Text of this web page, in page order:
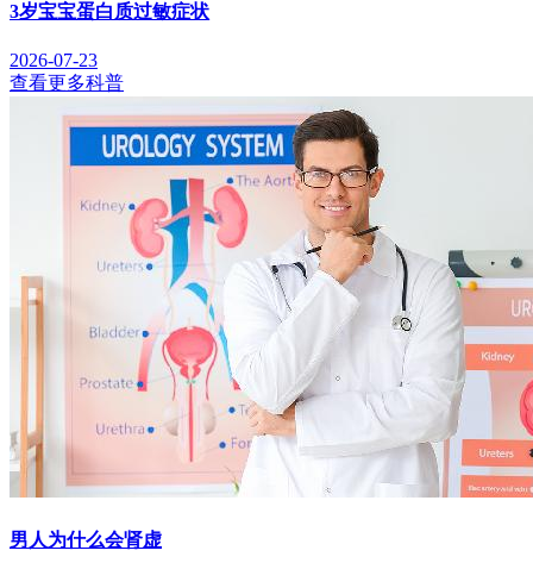
3岁宝宝蛋白质过敏症状
2026-07-23
查看更多科普
男人为什么会肾虚